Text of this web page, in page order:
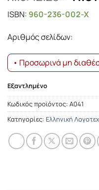
price
was:
ISBN: 960-236-002-X
Αριθμός σελίδων:
• Προσωρινά μη
Εξαντλημένο
Κωδικός προϊόντος: Α041
Κατηγορίες: Ελληνική